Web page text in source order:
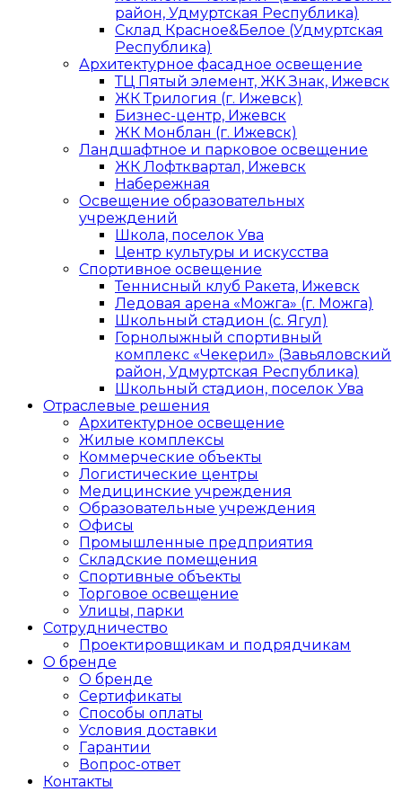
район, Удмуртская Республика)
Склад Красное&Белое (Удмуртская
Республика)
Архитектурное фасадное освещение
ТЦ Пятый элемент, ЖК Знак, Ижевск
ЖК Трилогия (г. Ижевск)
Бизнес-центр, Ижевск
ЖК Монблан (г. Ижевск)
Ландшафтное и парковое освещение
ЖК Лофтквартал, Ижевск
Набережная
Освещение образовательных
учреждений
Школа, поселок Ува
Центр культуры и искусства
Спортивное освещение
Теннисный клуб Ракета, Ижевск
Ледовая арена «Можга» (г. Можга)
Школьный стадион (с. Ягул)
Горнолыжный спортивный
комплекс «Чекерил» (Завьяловский
район, Удмуртская Республика)
Школьный стадион, поселок Ува
Отраслевые решения
Архитектурное освещение
Жилые комплексы
Коммерческие объекты
Логистические центры
Медицинские учреждения
Образовательные учреждения
Офисы
Промышленные предприятия
Складские помещения
Спортивные объекты
Торговое освещение
Улицы, парки
Сотрудничество
Проектировщикам и подрядчикам
О бренде
О бренде
Сертификаты
Способы оплаты
Условия доставки
Гарантии
Вопрос-ответ
Контакты